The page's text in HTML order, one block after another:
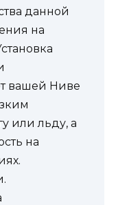
данной
на
вашей Ниве
или льду, а
на